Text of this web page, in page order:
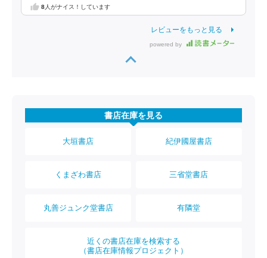
8人がナイス！しています
レビューをもっと見る
powered by
書店在庫を見る
大垣書店 紀伊國屋書店
くまざわ書店 三省堂書店
丸善ジュンク堂書店 有隣堂
近くの書店在庫を検索する
（書店在庫情報プロジェクト）